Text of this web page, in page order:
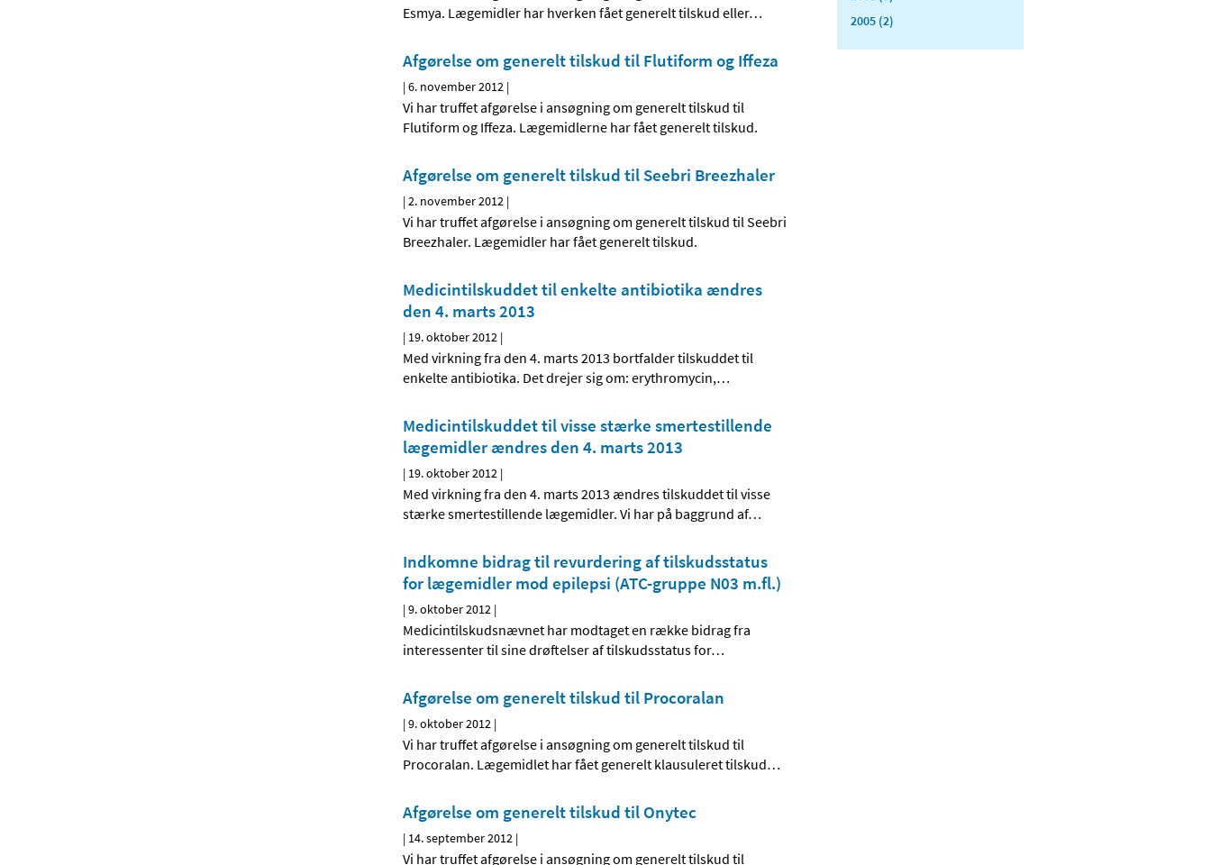
Esmya. Lægemidler har hverken fået generelt tilskud eller…
Afgørelse om generelt tilskud til Flutiform og Iffeza
|6. november 2012 |
Vi har truffet afgørelse i ansøgning om generelt tilskud til
Flutiform og Iffeza. Lægemidlerne har fået generelt tilskud.
Afgørelse om generelt tilskud til Seebri Breezhaler
|2. november 2012 |
Vi har truffet afgørelse i ansøgning om generelt tilskud til Seebri
Breezhaler. Lægemidler har fået generelt tilskud.
Medicintilskuddet til enkelte antibiotika ændres
den 4. marts 2013
| 19. oktober 2012 |
Med virkning fra den 4. marts 2013 bortfalder tilskuddet til
enkelte antibiotika. Det drejer sig om: erythromycin,…
Medicintilskuddet til visse stærke smertestillende
lægemidler ændres den 4. marts 2013
| 19. oktober 2012 |
Med virkning fra den 4. marts 2013 ændres tilskuddet til visse
stærke smertestillende lægemidler. Vi har på baggrund af…
Indkomne bidrag til revurdering af tilskudsstatus
for lægemidler mod epilepsi (ATC-gruppe N03 m.fl.)
|9. oktober 2012 |
Medicintilskudsnævnet har modtaget en række bidrag fra
interessenter til sine drøftelser af tilskudsstatus for…
Afgørelse om generelt tilskud til Procoralan
|9. oktober 2012 |
Vi har truffet afgørelse i ansøgning om generelt tilskud til
Procoralan. Lægemidlet har fået generelt klausuleret tilskud…
Afgørelse om generelt tilskud til Onytec
| 14. september 2012 |
Vi har truffet afgørelse i ansøgning om generelt tilskud til
2005 (2)